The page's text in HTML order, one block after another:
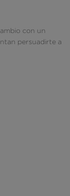
con un
persuadirte a